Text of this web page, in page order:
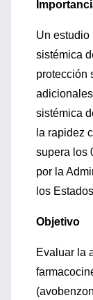
Un estudio
sistémica
protección
sistémica
la rapidez
supera los
por la
los
Objetivo
Evaluar la